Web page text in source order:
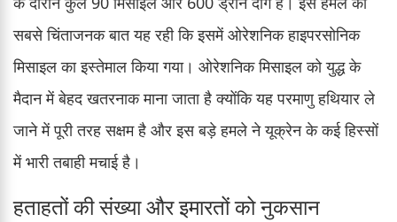
सबसे चिंताजनक बात यह रही कि इसमें ओरेशनिक हाइपरसोनिक
मिसाइल का इस्तेमाल किया गया। ओरेशनिक मिसाइल को युद्ध के
मैदान में बेहद खतरनाक माना जाता है क्योंकि यह परमाणु हथियार ले
जाने में पूरी तरह सक्षम है और इस बड़े हमले ने यूक्रेन के कई हिस्सों
में भारी तबाही मचाई है।
हताहतों की संख्या और इमारतों को नुकसान